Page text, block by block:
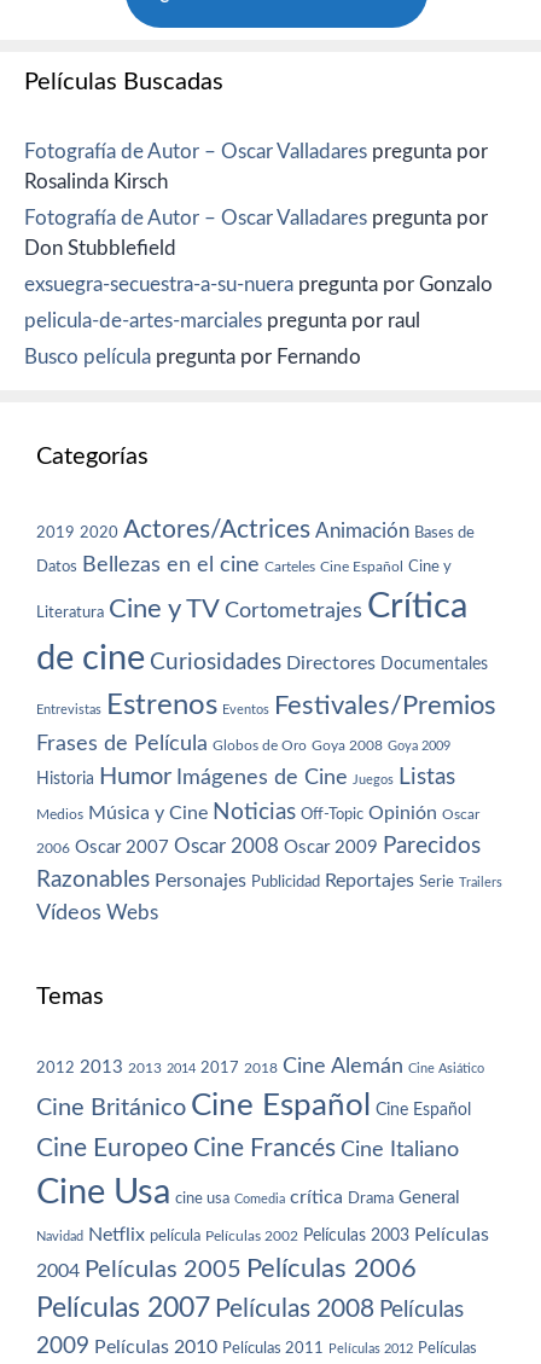
Películas Buscadas
Fotografía de Autor – Oscar Valladares pregunta por
Rosalinda Kirsch
Fotografía de Autor – Oscar Valladares pregunta por
Don Stubblefield
exsuegra-secuestra-a-su-nuera pregunta por Gonzalo
pelicula-de-artes-marciales pregunta por raul
Busco película pregunta por Fernando
Categorías
2019 2020 Actores/Actrices Animación Bases de
Datos Bellezas en el cine Carteles Cine Español Cine y
Literatura Cine y TV Cortometrajes Crítica
de cine Curiosidades Directores Documentales
Entrevistas Estrenos Eventos Festivales/Premios
Frases de Película Globos de Oro Goya 2008 Goya 2009
Historia Humor Imágenes de Cine Juegos Listas
Medios Música y Cine Noticias Off-Topic Opinión Oscar
2006 Oscar 2007 Oscar 2008 Oscar 2009 Parecidos
Razonables Personajes Publicidad Reportajes Serie Trailers
Vídeos Webs
Temas
2012 2013 2013 2014 2017 2018 Cine Alemán Cine Asiático
Cine Británico Cine Español Cine Español
Cine Europeo Cine Francés Cine Italiano
Cine Usa cine usa Comedia crítica Drama General
Navidad Netflix película Películas 2002 Películas 2003 Películas
2004 Películas 2005 Películas 2006
Películas 2007 Películas 2008 Películas
2009 Películas 2010 Películas 2011 Películas 2012 Películas